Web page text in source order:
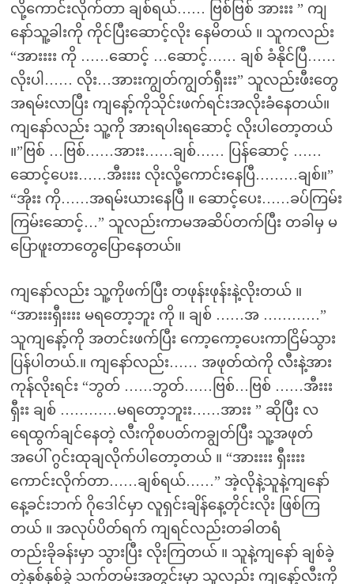
လို့ကောင်းလိုက်တာ ချစ်ရယ်…… ဗြစ်ဗြစ် အားးး ” ကျ
နော်သူ့ခါးကို ကိုင်ပြီးဆောင့်လိုး နေမိတယ် ။ သူကလည်း
“အားးးး ကို ……ဆောင့် …ဆောင့်…… ချစ် ခံနိုင်ပြီ……
လိုးပါ…… လိုး…အားးကျွတ်ကျွတ်ရှီးးး” သူလည်းဖီးတွေ
အရမ်းလာပြီး ကျနော့်ကိုသိုင်းဖက်ရင်းအလိုးခံနေတယ်။
ကျနော်လည်း သူ့ကို အားရပါးရဆောင့် လိုးပါတော့တယ်
။”ဗြစ် …ဗြစ်……အားး……ချစ်…… ပြန်ဆောင့် ……
ဆောင့်ပေးး……အီးးးး လိုးလို့ကောင်းနေပြီ………ချစ်။”
“အိုးး ကို……အရမ်းယားနေပြီ ။ ဆောင့်ပေး……ခပ်ကြမ်း
ကြမ်းဆောင့်…” သူလည်းကာမအဆိပ်တက်ပြီး တခါမှ မ
ပြောဖူးတာတွေပြောနေတယ်။
ကျနော်လည်း သူ့ကိုဖက်ပြီး တဖုန်းဖုန်းနဲ့လိုးတယ် ။
“အားးးရှီးးးး မရတော့ဘူး ကို ။ ချစ် ……အ …………”
သူကျနော့်ကို အတင်းဖက်ပြီး ကော့ကော့ပေးကာငြိမ်သွား
ပြန်ပါတယ်.။ ကျနော်လည်း…… အဖုတ်ထဲကို လီးနဲ့အား
ကုန်လိုးရင်း “ဘွတ် ……ဘွတ်……ဗြစ်…ဗြစ် ……အီးးး
ရှီးး ချစ် …………မရတော့ဘူးး……အားး ” ဆိုပြီး လ
ရေထွက်ချင်နေတဲ့ လီးကိုစပတ်ကချွတ်ပြီး သူ့အဖုတ်
အပေါ် ဂွင်းထုချလိုက်ပါတော့တယ် ။ “အားးးး ရှီးးးး
ကောင်းလိုက်တာ……ချစ်ရယ်……” အဲ့လိုနဲ့သူနဲ့ကျနော်
နေ့ခင်းဘက် ဂိုဒေါင်မှာ လူရှင်းချိန်နေ့တိုင်းလိုး ဖြစ်ကြ
တယ် ။ အလုပ်ပိတ်ရက် ကျရင်လည်းတခါတရံ
တည်းခိုခန်းမှာ သွားပြီး လိုးကြတယ် ။ သူနဲ့ကျနော် ချစ်ခဲ့
တဲ့နှစ်နှစ်ခွဲ သက်တမ်းအတွင်းမှာ သူလည်း ကျနော့်လီးကို